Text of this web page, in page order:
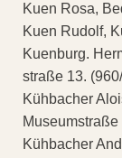
Kuen Rosa,
Kuen Rudolf,
Kuenburg.
straße 13.
Kühbacher
Museumstraße
Kühbacher